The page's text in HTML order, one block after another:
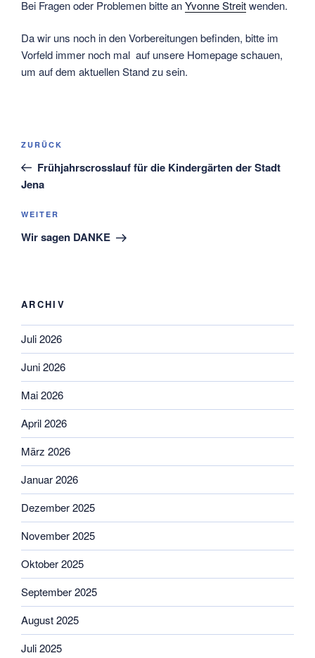
Bei Fragen oder Problemen bitte anYvonne Streitwenden.
Da wir uns noch in den Vorbereitungen befinden, bitte im
Vorfeld immer noch mal auf unsere Homepage schauen,
um auf dem aktuellen Stand zu sein.
Beitragsnavigation
Vorheriger
Beitrag
ZURÜCK
Frühjahrscrosslauf für die Kindergärten der Stadt
Jena
Nächster
Beitrag
WEITER
Wir sagen DANKE
ARCHIV
Juli 2026
Juni 2026
Mai 2026
April 2026
März 2026
Januar 2026
Dezember 2025
November 2025
Oktober 2025
September 2025
August 2025
Juli 2025